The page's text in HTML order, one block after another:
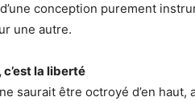
conception purement
une autre.
la liberté
saurait être octroyé d’en